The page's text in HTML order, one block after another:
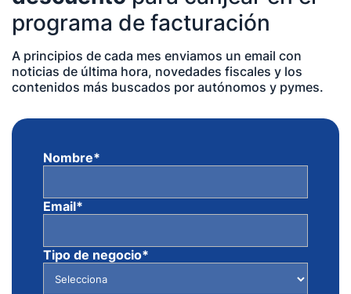
programa de facturación
A principios de cada mes enviamos un email con
noticias de última hora, novedades fiscales y los
contenidos más buscados por autónomos y pymes.
Nombre*
Email*
Tipo de negocio*